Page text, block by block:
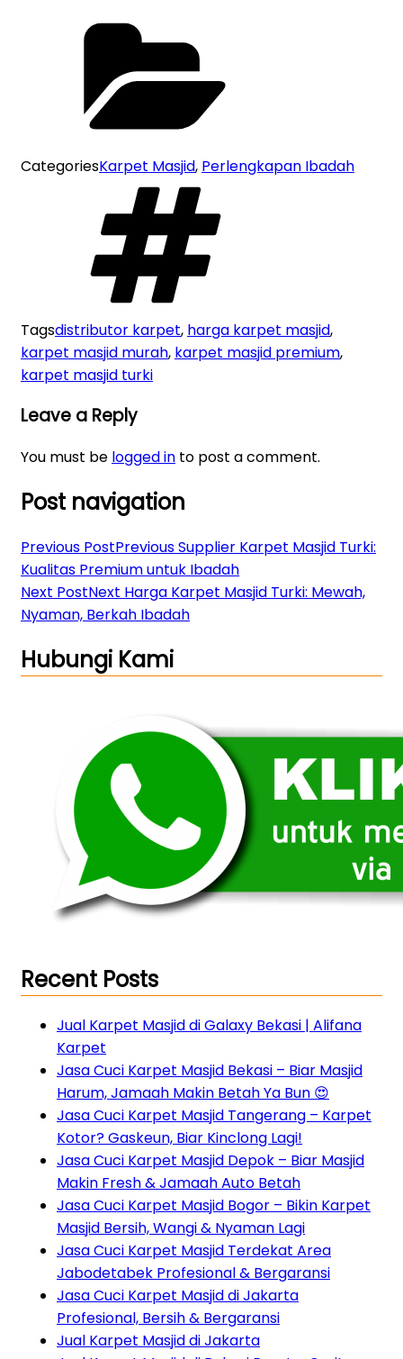
CategoriesKarpet Masjid, Perlengkapan Ibadah
Tagsdistributor karpet, harga karpet masjid,
karpet masjid murah, karpet masjid premium,
karpet masjid turki
Leave a Reply
You must be logged in to post a comment.
Post navigation
Previous PostPreviousSupplier Karpet Masjid Turki:
Kualitas Premium untuk Ibadah
Next PostNext Harga Karpet Masjid Turki: Mewah,
Nyaman, Berkah Ibadah
Hubungi Kami
Recent Posts
Jual Karpet Masjid di Galaxy Bekasi | Alifana
Karpet
Jasa Cuci Karpet Masjid Bekasi – Biar Masjid
Harum, Jamaah Makin Betah Ya Bun 😍
Jasa Cuci Karpet Masjid Tangerang – Karpet
Kotor? Gaskeun, Biar Kinclong Lagi!
Jasa Cuci Karpet Masjid Depok – Biar Masjid
Makin Fresh & Jamaah Auto Betah
Jasa Cuci Karpet Masjid Bogor – Bikin Karpet
Masjid Bersih, Wangi & Nyaman Lagi
Jasa Cuci Karpet Masjid Terdekat Area
Jabodetabek Profesional & Bergaransi
Jasa Cuci Karpet Masjid di Jakarta
Profesional, Bersih & Bergaransi
Jual Karpet Masjid di Jakarta